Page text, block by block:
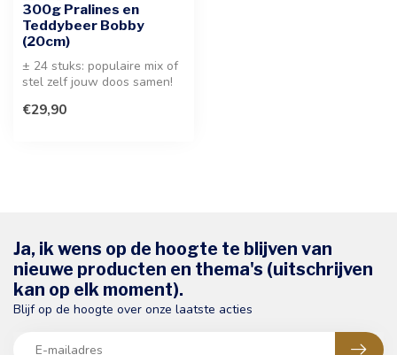
300g Pralines en
Teddybeer Bobby
(20cm)
± 24 stuks: populaire mix of
stel zelf jouw doos samen!
€29,90
Ja, ik wens op de hoogte te blijven van
nieuwe producten en thema's (uitschrijven
kan op elk moment).
Blijf op de hoogte over onze laatste acties